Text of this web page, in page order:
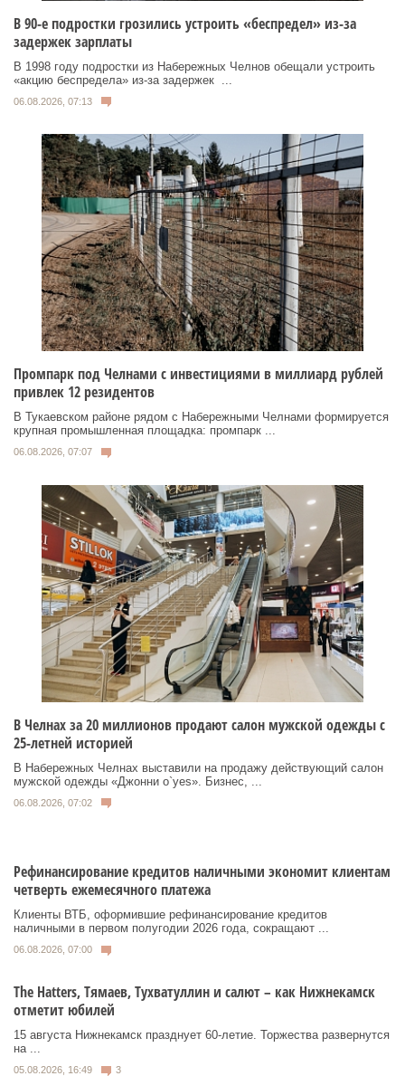
В 90-е подростки грозились устроить «беспредел» из-за
задержек зарплаты
В 1998 году подростки из Набережных Челнов обещали устроить
«акцию беспредела» из‑за задержек ...
06.08.2026, 07:13
Промпарк под Челнами с инвестициями в миллиард рублей
привлек 12 резидентов
В Тукаевском районе рядом с Набережными Челнами формируется
крупная промышленная площадка: промпарк ...
06.08.2026, 07:07
В Челнах за 20 миллионов продают салон мужской одежды с
25-летней историей
В Набережных Челнах выставили на продажу действующий салон
мужской одежды «Джонни о`yes». Бизнес, ...
06.08.2026, 07:02
Рефинансирование кредитов наличными экономит клиентам
четверть ежемесячного платежа
Клиенты ВТБ, оформившие рефинансирование кредитов
наличными в первом полугодии 2026 года, сокращают ...
06.08.2026, 07:00
Тhe Нatters, Тямаев, Тухватуллин и салют – как Нижнекамск
отметит юбилей
15 августа Нижнекамск празднует 60‑летие. Торжества развернутся
на ...
05.08.2026, 16:49 3